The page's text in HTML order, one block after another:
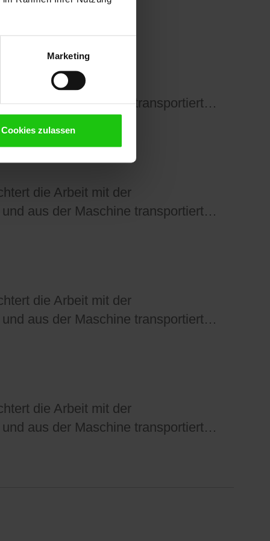
Marketing
Cookies zulassen
die Arbeit mit der
und aus der Maschine transportiert…
die Arbeit mit der
aus der Maschine transportiert…
die Arbeit mit der
aus der Maschine transportiert…
die Arbeit mit der
aus der Maschine transportiert…